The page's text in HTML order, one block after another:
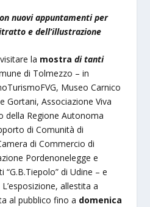
nuovi appuntamenti per
e dell’illustrazione
la mostradi tanti
di Tolmezzo – in
Museo Carnico
Gortani, Associazione Viva
della Regione Autonoma
di Comunità di
di Commercio di
Pordenonelegge e
di Udine – e
allestita a
al pubblico fino a domenica